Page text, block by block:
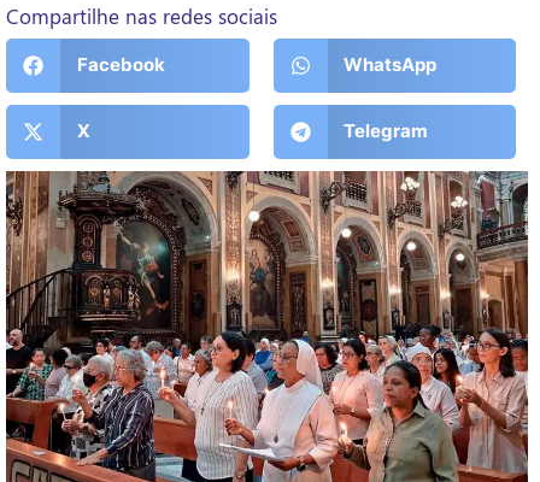
Compartilhe nas redes sociais
Facebook WhatsApp
X Telegram